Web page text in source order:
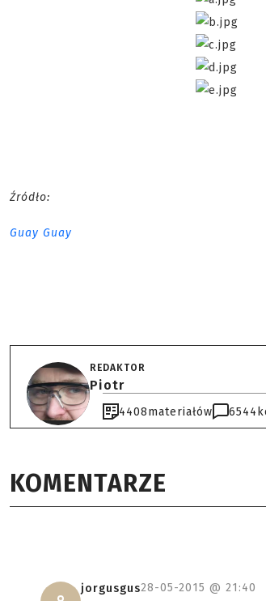
Źródło:
Guay Guay
REDAKTOR
Piotr
4408materiałów 6544
KOMENTARZE
jorgusgus28-05-2015 @ 21:40